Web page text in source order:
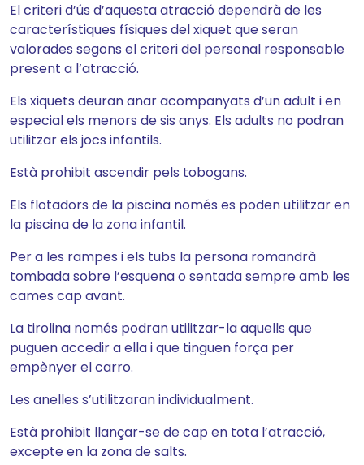
El criteri d’ús d’aquesta atracció dependrà de les
característiques físiques del xiquet que seran
valorades segons el criteri del personal responsable
present a l’atracció.
Els xiquets deuran anar acompanyats d’un adult i en
especial els menors de sis anys. Els adults no podran
utilitzar els jocs infantils.
Està prohibit ascendir pels tobogans.
Els flotadors de la piscina només es poden utilitzar en
la piscina de la zona infantil.
Per a les rampes i els tubs la persona romandrà
tombada sobre l’esquena o sentada sempre amb les
cames cap avant.
La tirolina només podran utilitzar-la aquells que
puguen accedir a ella i que tinguen força per
empènyer el carro.
Les anelles s’utilitzaran individualment.
Està prohibit llançar-se de cap en tota l’atracció,
excepte en la zona de salts.